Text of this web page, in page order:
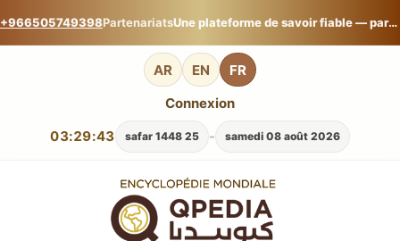
+966505749398Partenariats Une plateforme de savoir fiable — partagez votre expertise sur L’Encyclopédie mondiale Qpedia.
AR EN FR
03:29:44 samedi 08 août 2026
-
25 safar 1448
Connexion